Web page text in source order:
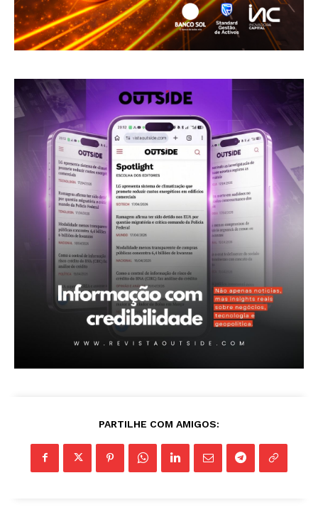
Contactos
Planos de assinatura
PARTILHE COM AMIGOS: